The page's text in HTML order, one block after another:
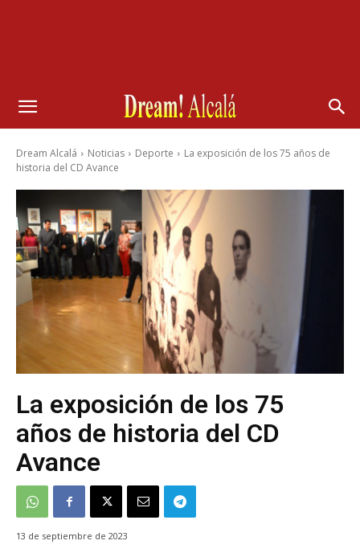
Dream Alcalá Noticias Deporte
La exposición de los 75 años de
historia del CD Avance
La exposición de los 75
años de historia del CD
Avance
13 de septiembre de 2023